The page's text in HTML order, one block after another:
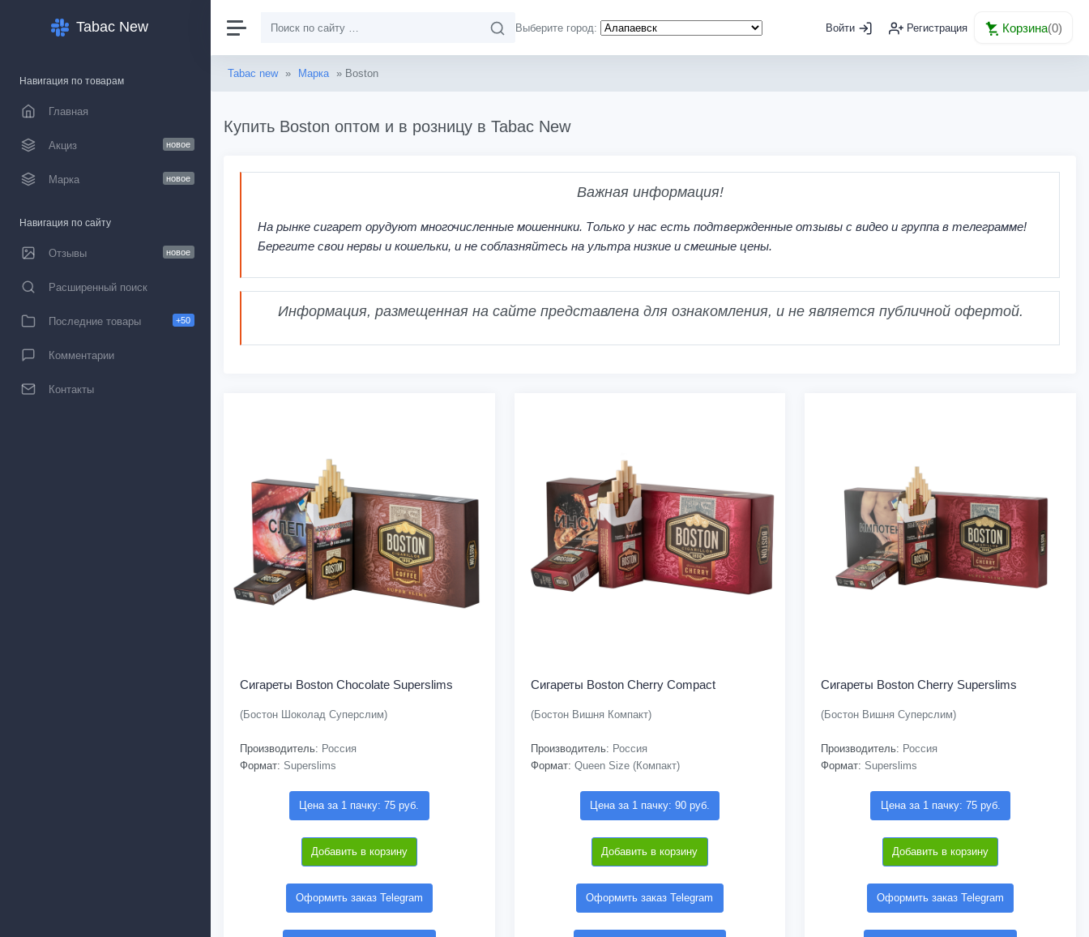
Tabac New
Навигация по товарам
Главная
Акциз новое
Марка новое
Навигация по сайту
Отзывы новое
Расширенный поиск
Последние товары +50
Комментарии
Контакты
Выберите город: Войти Регистрация Корзина(0)
Tabac new » Марка » Boston
Купить Boston оптом и в розницу в Tabac New
Важная информация!
На рынке сигарет орудуют многочисленные мошенники. Только у нас есть подтвержденные отзывы с видео и группа в телеграмме!
Берегите свои нервы и кошельки, и не соблазняйтесь на ультра низкие и смешные цены.
Информация, размещенная на сайте представлена для ознакомления, и не является публичной офертой.
Сигареты Boston Chocolate Superslims
(Бостон Шоколад Суперслим)
Производитель: Россия
Формат: Superslims
Цена за 1 пачку: 75 руб.
Добавить в корзину
Оформить заказ Telegram
Сигареты Boston Cherry Compact
(Бостон Вишня Компакт)
Производитель: Россия
Формат: Queen Size (Компакт)
Цена за 1 пачку: 90 руб.
Добавить в корзину
Оформить заказ Telegram
Сигареты Boston Cherry Superslims
(Бостон Вишня Суперслим)
Производитель: Россия
Формат: Superslims
Цена за 1 пачку: 75 руб.
Добавить в корзину
Оформить заказ Telegram